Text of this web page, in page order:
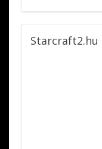
Starcraft2.hu